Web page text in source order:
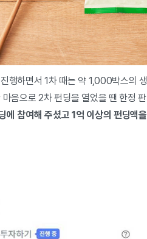
행하면서 1차 때는 약 1,000박스의
음으로 2차 펀딩을 열었을 땐 한정
에 참여해 주셨고 1억 이상의 펀딩액